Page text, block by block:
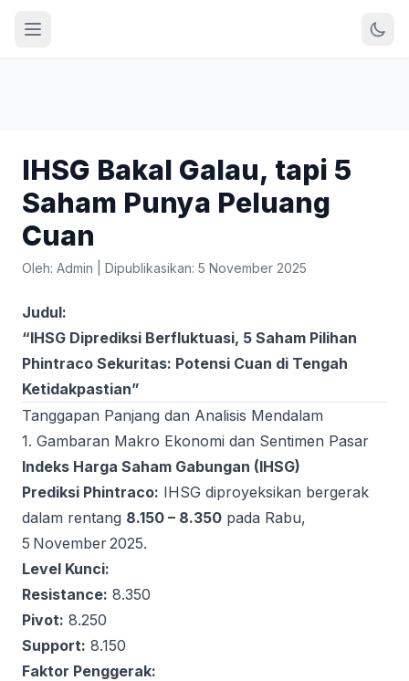
IHSG Bakal Galau, tapi 5
Saham Punya Peluang
Cuan
Oleh: Admin Dipublikasikan: 5 November 2025
Judul:
“IHSG Diprediksi Berfluktuasi, 5 Saham Pilihan
Phintraco Sekuritas: Potensi Cuan di Tengah
Ketidakpastian”
Tanggapan Panjang dan Analisis Mendalam
1. Gambaran Makro Ekonomi dan Sentimen Pasar
Indeks Harga Saham Gabungan (IHSG)
Prediksi Phintraco: IHSG diproyeksikan bergerak
dalam rentang 8.150 – 8.350 pada Rabu,
5 November 2025.
Level Kunci:
Resistance: 8.350
Pivot: 8.250
Support: 8.150
Faktor Penggerak: